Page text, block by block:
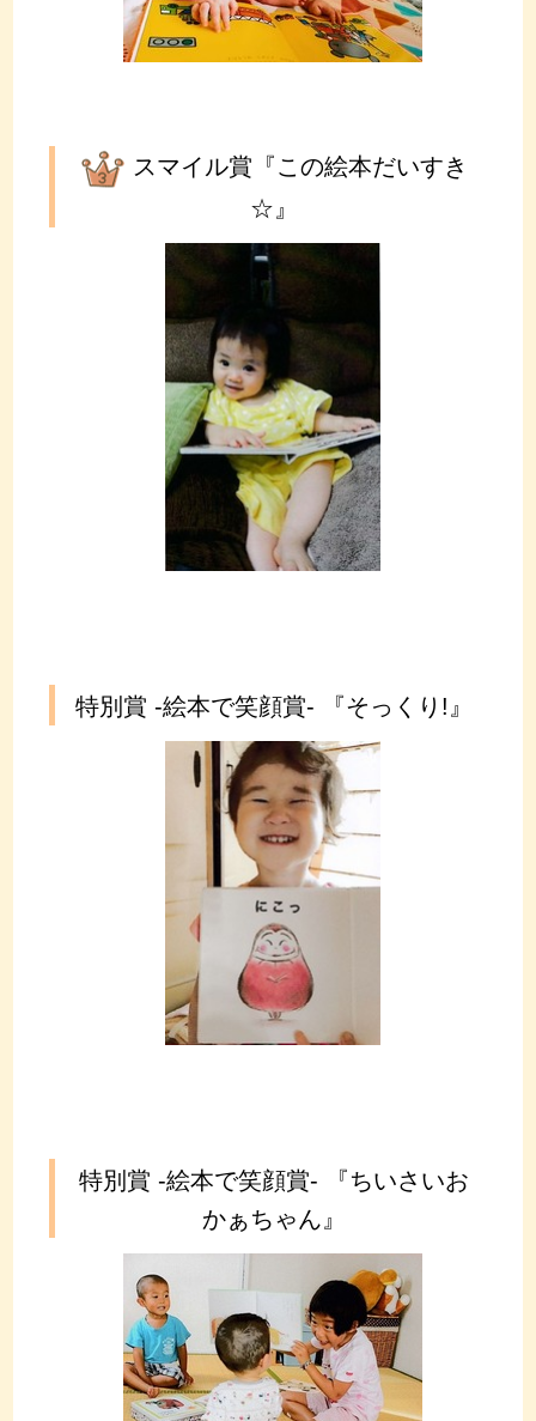
スマイル賞『この絵本だいすき
☆』
特別賞 ‐絵本で笑顔賞‐ 『そっくり!』
特別賞 ‐絵本で笑顔賞‐ 『ちいさいお
かぁちゃん』